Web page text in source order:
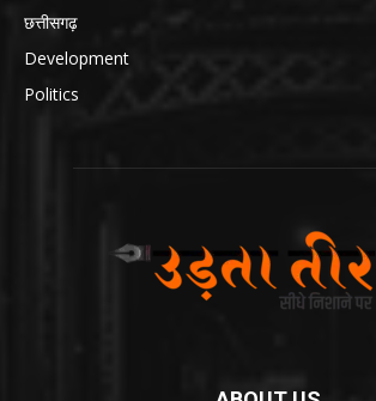
छत्तीसगढ़
Development
Politics